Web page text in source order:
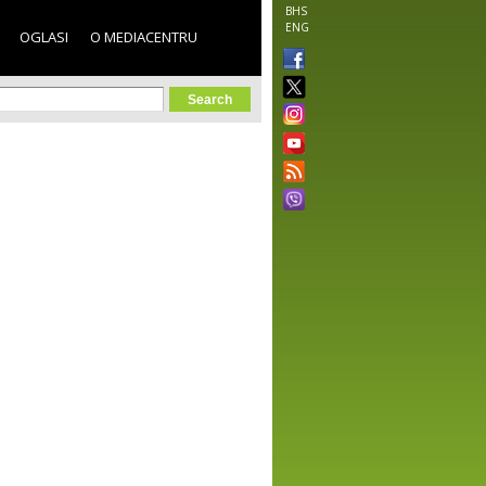
BHS
ENG
OGLASI O MEDIACENTRU